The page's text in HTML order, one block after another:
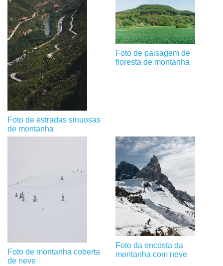
Foto de estradas sinuosas
de montanha
Foto de paisagem de
floresta de montanha
Foto de montanha coberta
de neve
Foto da encosta da
montanha com neve